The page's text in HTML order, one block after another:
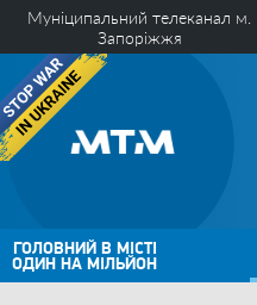
Муніципальний телеканал м.
Запоріжжя
ГОЛОВНИЙ В МІСТІ
ОДИН НА МІЛЬЙОН